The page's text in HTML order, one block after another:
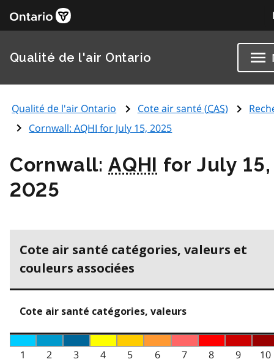
Qualité de l'air Ontario
Qualité de l'air Ontario Cote air santé (CAS)
Cornwall:AQHI for July 15, 2025
Cornwall:AQHI for July 15,
2025
Cote air santé catégories, valeurs et
couleurs associées
Cote air santé catégories, valeurs
1 2 3 4 5 6 7 8 9
10